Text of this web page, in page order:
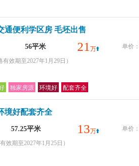
通便利学区房 毛坯出售
56平米 21 万 单价：
有效期至2027年1月29日）
独家房源 环境好 配套齐全
境好配套齐全
57.25平米 13万 单价：
效期至2027年1月25日）